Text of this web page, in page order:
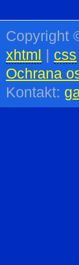
Copyright
xhtml | css
Ochrana
Kontakt: